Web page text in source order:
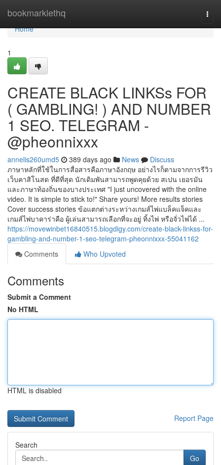
bookmarklethq
Home
Home
1
CREATE BLACK LINKSs FOR
( GAMBLING! ) AND NUMBER
1 SEO. TELEGRAM -
@pheonnixxx
annelis260umd5 389 days ago News
Discuss
ภาษาหลักที่ใช้ในการสื่อสารคือภาษาอังกฤษ อย่างไรก็ตามจากการรีวิว
เว็บคาสิโนสด ที่ดีที่สุด นักเดิมพันสามารถพูดคุยด้วย สเปน เยอรมัน
และภาษาท้องถิ่นของบางประเทศ "I just uncovered with the online
video. It is simple to stick to!" Share yours! More results stories
Cover success stories ข้อแตกต่างระหว่างเกมส์ไพ่แบล็คแจ็คและ
เกมส์ไพ่บาคาร่าคือ ผู้เล่นสามารถเลือกที่จะอยู่ ทิ้งไพ่ หรือจั่วไพ่ได้ ...
https://movewinbet16840515.blogdigy.com/create-black-linkss-for-
gambling-and-number-1-seo-telegram-pheonnixxx-55041162
Comments
Who Upvoted
Comments
Submit a Comment
No HTML
HTML is disabled
Report Page
Search
Go